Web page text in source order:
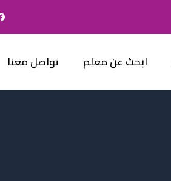
ابحث عن معلم تواصل معنا